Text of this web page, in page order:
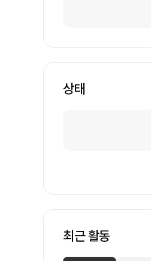
상태
최근 활동